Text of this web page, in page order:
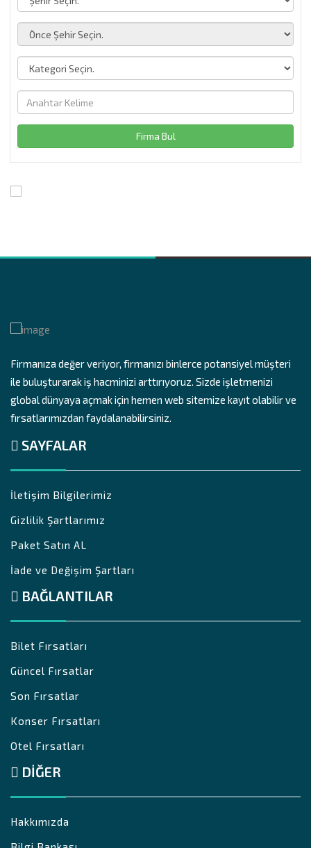
Firma Bul
Firmanıza değer veriyor, firmanızı binlerce potansiyel müşteri
ile buluşturarak iş hacminizi arttırıyoruz. Sizde işletmenizi
global dünyaya açmak için hemen web sitemize kayıt olabilir ve
fırsatlarımızdan faydalanabilirsiniz.
SAYFALAR
İletişim Bilgilerimiz
Gizlilik Şartlarımız
Paket Satın AL
İade ve Değişim Şartları
BAĞLANTILAR
Bilet Fırsatları
Güncel Fırsatlar
Son Fırsatlar
Konser Fırsatları
Otel Fırsatları
DIĞER
Hakkımızda